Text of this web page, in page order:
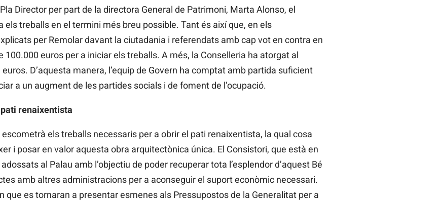
Director per part de la directora General de Patrimoni, Marta Alonso, el
els treballs en el termini més breu possible. Tant és així que, en els
per Remolar davant la ciutadania i referendats amb cap vot en contra en
100.000 euros per a iniciar els treballs. A més, la Conselleria ha atorgat al
D’aquesta manera, l’equip de Govern ha comptat amb partida suficient
a un augment de les partides socials i de foment de l’ocupació.
renaixentista
els treballs necessaris per a obrir el pati renaixentista, la qual cosa
i posar en valor aquesta obra arquitectònica única. El Consistori, que està en
al Palau amb l’objectiu de poder recuperar tota l’esplendor d’aquest Bé
amb altres administracions per a aconseguir el suport econòmic necessari.
que es tornaran a presentar esmenes als Pressupostos de la Generalitat per a